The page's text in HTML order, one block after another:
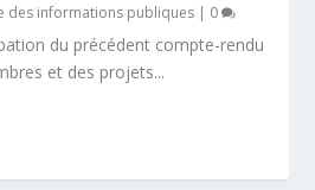
des informations publiques | 0
du précédent compte-rendu
et des projets...